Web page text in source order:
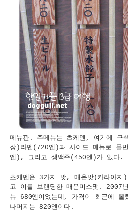
메뉴판. 주메뉴는 츠케멘, 여기에 구
장)라멘(720엔)과 사이드 메뉴로 물
엔), 그리고 생맥주(450엔)가 있다.
츠케멘은 3가지 맛, 매운맛(카라아
고 이를 브랜딩한 매운미소맛. 2007
뉴 680엔이었는데, 가격이 최근에 올
나머지는 820엔이다.